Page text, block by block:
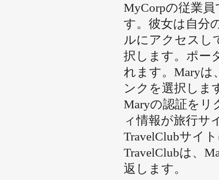
MyCorpの従業
す。彼女は自分
ルにアクセスし
択します。ポー
れます。Maryは
ンクを選択しま
Maryの認証をリ
ィ情報が旅行サ
TravelClubサイ
TravelClubは、
返します。